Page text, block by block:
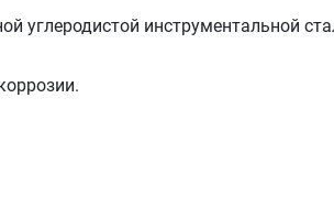
углеродистой инструментальной